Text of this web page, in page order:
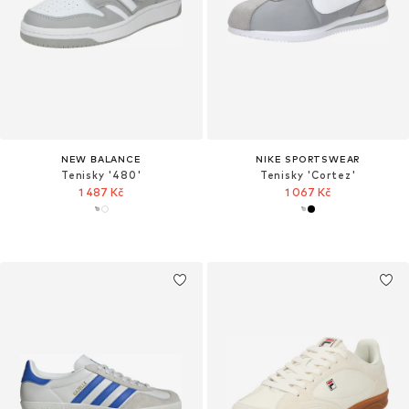
NEW BALANCE
Tenisky '480'
1 487 Kč
NIKE SPORTSWEAR
Tenisky 'Cortez'
1 067 Kč